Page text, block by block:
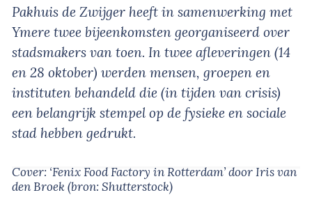
Pakhuis de Zwijger heeft in samenwerking met
Ymere twee bijeenkomsten georganiseerd over
stadsmakers van toen. In twee afleveringen (14
en 28 oktober) werden mensen, groepen en
instituten behandeld die (in tijden van crisis)
een belangrijk stempel op de fysieke en sociale
stad hebben gedrukt.
Cover: ‘Fenix Food Factory in Rotterdam’door Iris van
den Broek(bron: Shutterstock)